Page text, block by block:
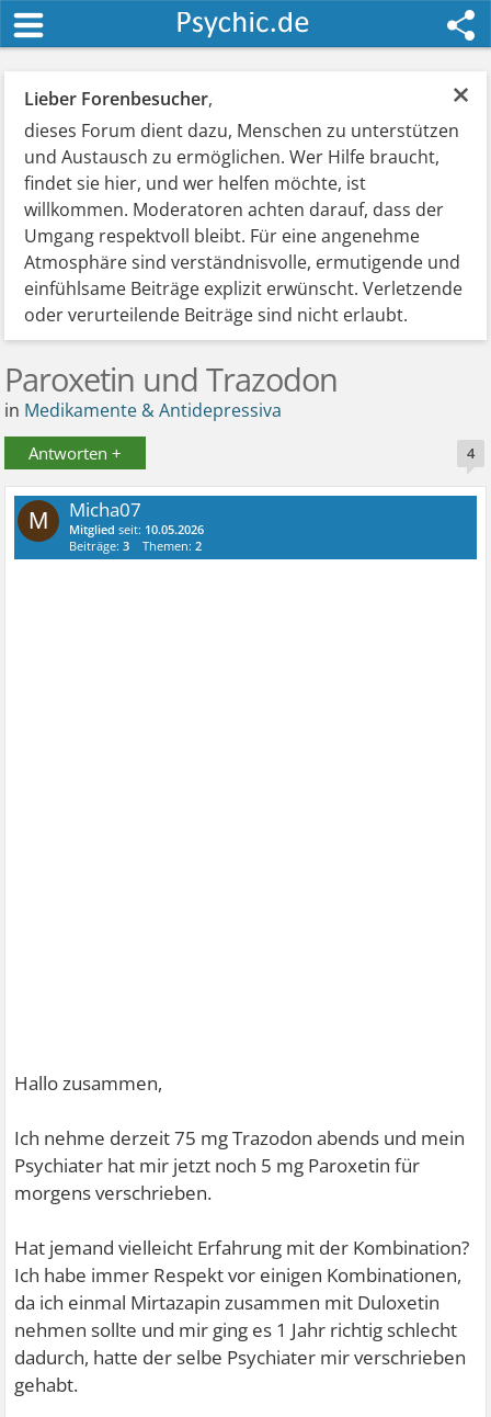
×
Lieber Forenbesucher,
dieses Forum dient dazu, Menschen zu unterstützen
und Austausch zu ermöglichen. Wer Hilfe braucht,
findet sie hier, und wer helfen möchte, ist
willkommen. Moderatoren achten darauf, dass der
Umgang respektvoll bleibt. Für eine angenehme
Atmosphäre sind verständnisvolle, ermutigende und
einfühlsame Beiträge explizit erwünscht. Verletzende
oder verurteilende Beiträge sind nicht erlaubt.
Paroxetin und Trazodon
in Medikamente & Antidepressiva
Antworten + 4
M Micha07
Mitglied seit: 10.05.2026
Beiträge:3 Themen:2
Hallo zusammen,
Ich nehme derzeit 75 mg Trazodon abends und mein
Psychiater hat mir jetzt noch 5 mg Paroxetin für
morgens verschrieben.
Hat jemand vielleicht Erfahrung mit der Kombination?
Ich habe immer Respekt vor einigen Kombinationen,
da ich einmal Mirtazapin zusammen mit Duloxetin
nehmen sollte und mir ging es 1 Jahr richtig schlecht
dadurch, hatte der selbe Psychiater mir verschrieben
gehabt.